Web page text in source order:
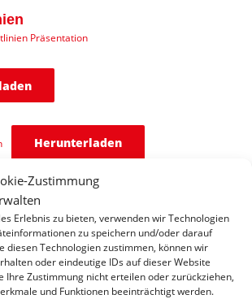
Zustimmung
Erlebnis zu bieten, verwenden wir Technologien
zu speichern und/oder darauf
diesen Technologien zustimmen, können wir
oder eindeutige IDs auf dieser Website
Ihre Zustimmung nicht erteilen oder zurückziehen,
und Funktionen beeinträchtigt werden.
Präsentation
Herunterladen
Herunterladen